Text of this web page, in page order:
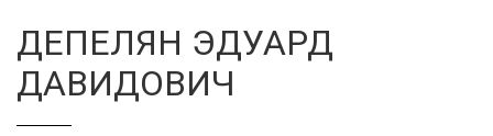
ДЕПЕЛЯН ЭДУАРД
ДАВИДОВИЧ